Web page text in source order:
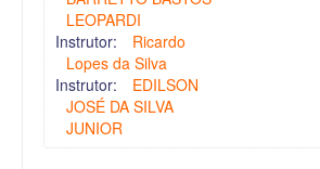
LEOPARDI
Instrutor:
Ricardo
Lopes da Silva
Instrutor:
EDILSON
JOSÉ DA SILVA
JUNIOR